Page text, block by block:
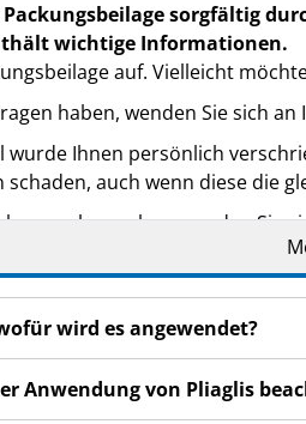
Packungsbeilage sorgfältig
wichtige Informationen.
auf. Vielleicht
haben, wenden Sie sich
wurde Ihnen persönlich
auch wenn diese die
bemerken, wenden Sie
nicht in dieser
wird es angewendet?
Anwendung von Pliaglis